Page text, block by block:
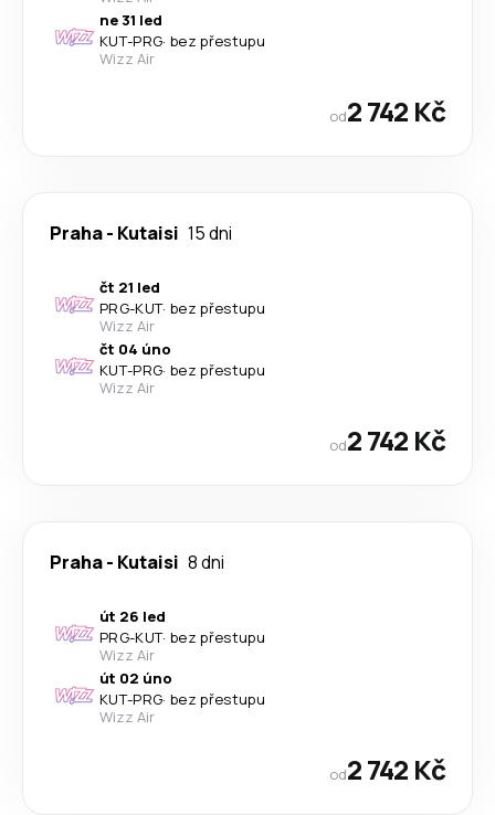
ne 31 led
KUT-PRG· bez přestupu
Wizz Air
od2 742 Kč
Praha- Kutaisi 15 dni
čt 21 led
PRG-KUT· bez přestupu
Wizz Air
čt 04 úno
KUT-PRG· bez přestupu
Wizz Air
od2 742 Kč
Praha- Kutaisi 8 dni
út 26 led
PRG-KUT· bez přestupu
Wizz Air
út 02 úno
KUT-PRG· bez přestupu
Wizz Air
od2 742 Kč